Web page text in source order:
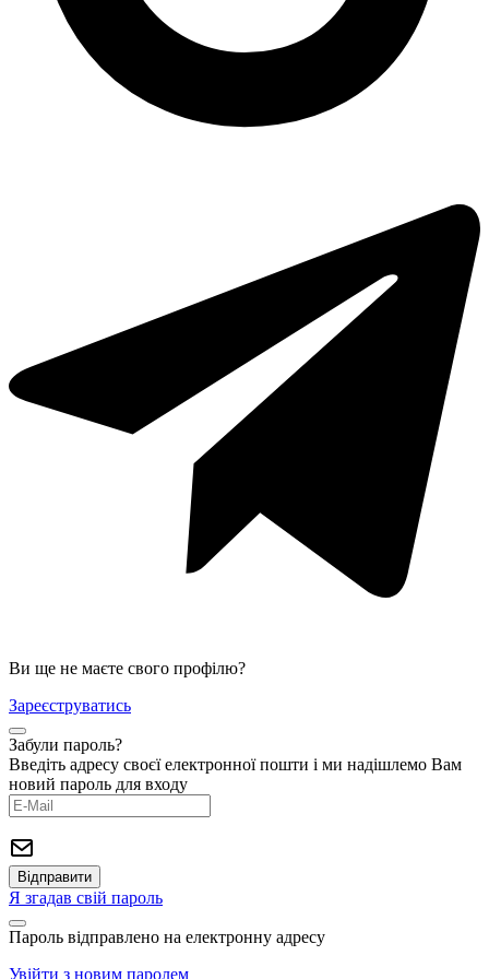
Одноразові судочки купити
Одноразовий стакан Premium PЕТ 300 мл прозорий
Ви ще не маєте свого профілю?
Зареєструватись
Забули пароль?
Введіть адресу своєї електронної пошти і ми надішлемо Вам
новий пароль для входу
Я згадав свій пароль
Пароль відправлено на електронну адресу
Увійти з новим паролем